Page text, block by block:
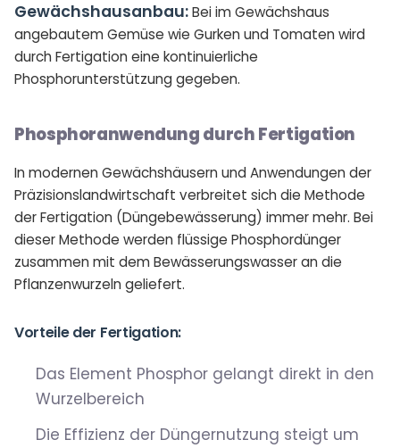
Gewächshausanbau:Bei im Gewächshaus
angebautem Gemüse wie Gurken und Tomaten wird
durch Fertigation eine kontinuierliche
Phosphorunterstützung gegeben.
Phosphoranwendung durch Fertigation
In modernen Gewächshäusern und Anwendungen der
Präzisionslandwirtschaft verbreitet sich die Methode
der Fertigation (Düngebewässerung) immer mehr. Bei
dieser Methode werden flüssige Phosphordünger
zusammen mit dem Bewässerungswasser an die
Pflanzenwurzeln geliefert.
Vorteile der Fertigation:
Das Element Phosphor gelangt direkt in den
Wurzelbereich
Die Effizienz der Düngernutzung steigt um